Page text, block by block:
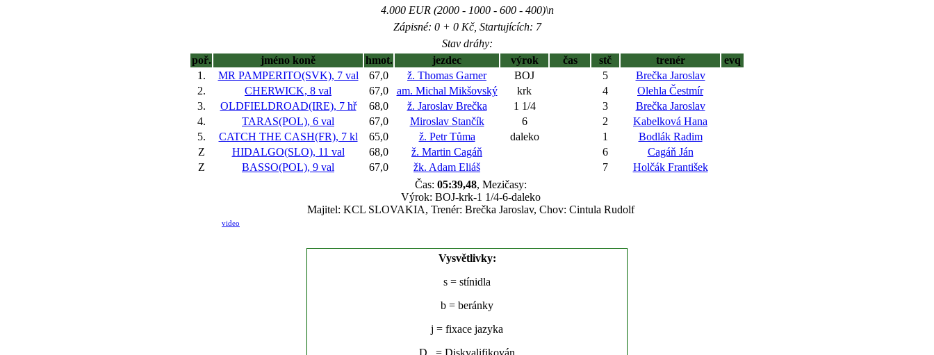
4.000 EUR (2000 - 1000 - 600 - 400)\n
Zápisné: 0 + 0 Kč, Startujících: 7
Stav dráhy:
poř.
jméno koně hmot. jezdec výrok čas stč trenér
evq
1.
MR PAMPERITO(SVK), 7 val 67,0 ž. Thomas Garner BOJ 5
Brečka Jaroslav
2.
CHERWICK, 8 val 67,0 am. Michal Mikšovský krk 4
Olehla Čestmír
3.
OLDFIELDROAD(IRE), 7 hř 68,0 ž. Jaroslav Brečka 1 1/4 3
Brečka Jaroslav
4.
TARAS(POL), 6 val 67,0 Miroslav Stančík 6 2
Kabelková Hana
5.
CATCH THE CASH(FR), 7 kl 65,0 ž. Petr Tůma daleko 1
Bodlák Radim
Z
HIDALGO(SLO), 11 val 68,0 ž. Martin Cagáň 6
Cagáň Ján
Z
BASSO(POL), 9 val 67,0 žk. Adam Eliáš 7
Holčák František
Čas: 05:39,48, Mezičasy:
Výrok: BOJ-krk-1 1/4-6-daleko
Majitel: KCL SLOVAKIA, Trenér: Brečka Jaroslav, Chov: Cintula Rudolf
video
Vysvětlivky:
s = stínidla
b = beránky
j = fixace jazyka
D = Diskvalifikován